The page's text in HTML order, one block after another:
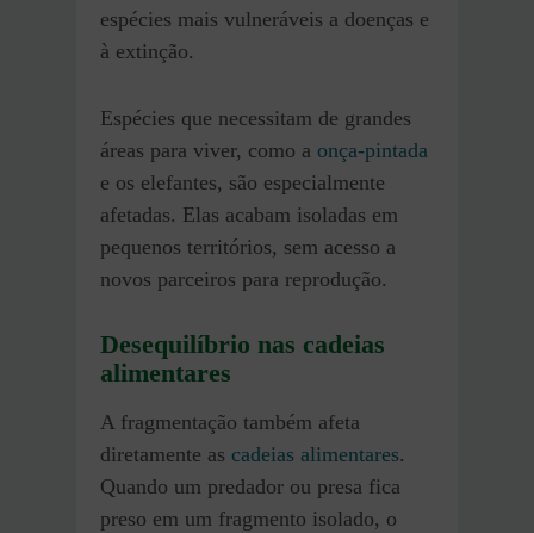
espécies mais vulneráveis a doenças e
à extinção.
Espécies que necessitam de grandes
áreas para viver, como a onça-pintada
e os elefantes, são especialmente
afetadas. Elas acabam isoladas em
pequenos territórios, sem acesso a
novos parceiros para reprodução.
Desequilíbrio nas cadeias
alimentares
A fragmentação também afeta
diretamente as cadeias alimentares.
Quando um predador ou presa fica
preso em um fragmento isolado, o